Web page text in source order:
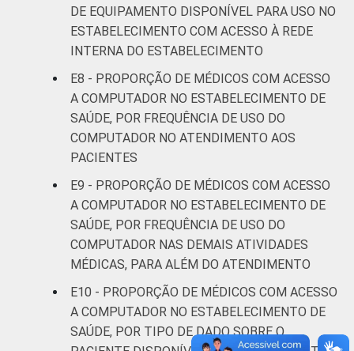
DE EQUIPAMENTO DISPONÍVEL PARA USO NO
ESTABELECIMENTO COM ACESSO À REDE
INTERNA DO ESTABELECIMENTO
E8 - PROPORÇÃO DE MÉDICOS COM ACESSO
A COMPUTADOR NO ESTABELECIMENTO DE
SAÚDE, POR FREQUÊNCIA DE USO DO
COMPUTADOR NO ATENDIMENTO AOS
PACIENTES
E9 - PROPORÇÃO DE MÉDICOS COM ACESSO
A COMPUTADOR NO ESTABELECIMENTO DE
SAÚDE, POR FREQUÊNCIA DE USO DO
COMPUTADOR NAS DEMAIS ATIVIDADES
MÉDICAS, PARA ALÉM DO ATENDIMENTO
E10 - PROPORÇÃO DE MÉDICOS COM ACESSO
A COMPUTADOR NO ESTABELECIMENTO DE
SAÚDE, POR TIPO DE DADO SOBRE O